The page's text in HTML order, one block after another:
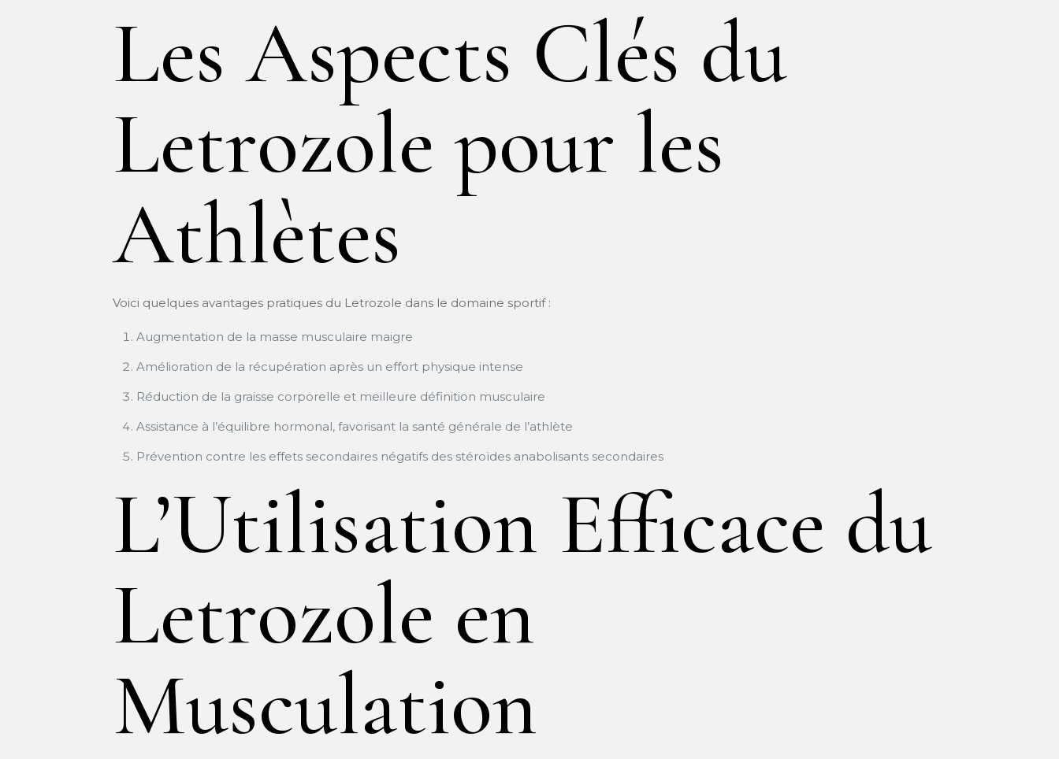
Les Aspects Clés du
Letrozole pour les
Athlètes
Voici quelques avantages pratiques du Letrozole dans le domaine sportif :
Augmentation de la masse musculaire maigre
Amélioration de la récupération après un effort physique intense
Réduction de la graisse corporelle et meilleure définition musculaire
Assistance à l’équilibre hormonal, favorisant la santé générale de l’athlète
Prévention contre les effets secondaires négatifs des stéroïdes anabolisants secondaires
L’Utilisation Efficace du
Letrozole en
Musculation